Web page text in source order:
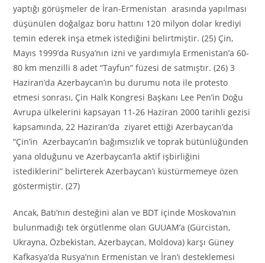
yaptığı görüşmeler de İran-Ermenistan arasında yapılması
düşünülen doğalgaz boru hattını 120 milyon dolar krediyi
temin ederek inşa etmek istediğini belirtmiştir. (25) Çin,
Mayıs 1999’da Rusya’nın izni ve yardımıyla Ermenistan’a 60-
80 km menzilli 8 adet “Tayfun” füzesi de satmıştır. (26) 3
Haziran’da Azerbaycan’ın bu durumu nota ile protesto
etmesi sonrası, Çin Halk Kongresi Başkanı Lee Pen’in Doğu
Avrupa ülkelerini kapsayan 11-26 Haziran 2000 tarihli gezisi
kapsamında, 22 Haziran’da ziyaret ettiği Azerbaycan’da
“Çin’in Azerbaycan’ın bağımsızlık ve toprak bütünlüğünden
yana olduğunu ve Azerbaycan’la aktif işbirliğini
istediklerini” belirterek Azerbaycan’ı küstürmemeye özen
göstermiştir. (27)
Ancak, Batı’nın desteğini alan ve BDT içinde Moskova’nın
bulunmadığı tek örgütlenme olan GUUAM’a (Gürcistan,
Ukrayna, Özbekistan, Azerbaycan, Moldova) karşı Güney
Kafkasya’da Rusya’nın Ermenistan ve İran’ı desteklemesi